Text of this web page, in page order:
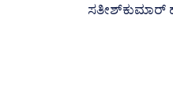
ಸತೀಶ್‌ಕುಮಾರ್‍‌